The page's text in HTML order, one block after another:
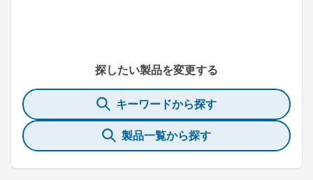
探したい製品を変更する
キーワードから探す
製品一覧から探す